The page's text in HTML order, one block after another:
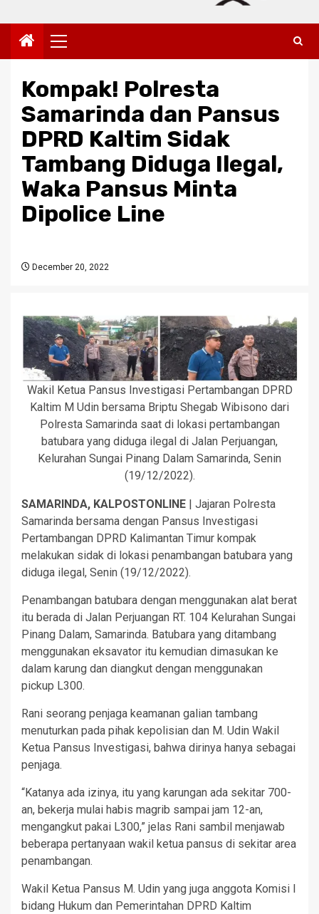
Primary
Menu
Kompak! Polresta
Samarinda dan Pansus
DPRD Kaltim Sidak
Tambang Diduga Ilegal,
Waka Pansus Minta
Dipolice Line
December 20, 2022
Wakil Ketua Pansus Investigasi Pertambangan DPRD
Kaltim M Udin bersama Briptu Shegab Wibisono dari
Polresta Samarinda saat di lokasi pertambangan
batubara yang diduga ilegal di Jalan Perjuangan,
Kelurahan Sungai Pinang Dalam Samarinda, Senin
(19/12/2022).
SAMARINDA, KALPOSTONLINE
| Jajaran Polresta
Samarinda bersama dengan Pansus Investigasi
Pertambangan DPRD Kalimantan Timur kompak
melakukan sidak di lokasi penambangan batubara yang
diduga ilegal, Senin (19/12/2022).
Penambangan batubara dengan menggunakan alat berat
itu berada di Jalan Perjuangan RT. 104 Kelurahan Sungai
Pinang Dalam, Samarinda. Batubara yang ditambang
menggunakan eksavator itu kemudian dimasukan ke
dalam karung dan diangkut dengan menggunakan
pickup L300.
Rani seorang penjaga keamanan galian tambang
menuturkan pada pihak kepolisian dan M. Udin Wakil
Ketua Pansus Investigasi, bahwa dirinya hanya sebagai
penjaga.
“Katanya ada izinya, itu yang karungan ada sekitar 700-
an, bekerja mulai habis magrib sampai jam 12-an,
mengangkut pakai L300,” jelas Rani sambil menjawab
beberapa pertanyaan wakil ketua pansus di sekitar area
penambangan.
Wakil Ketua Pansus M. Udin yang juga anggota Komisi I
bidang Hukum dan Pemerintahan DPRD Kaltim